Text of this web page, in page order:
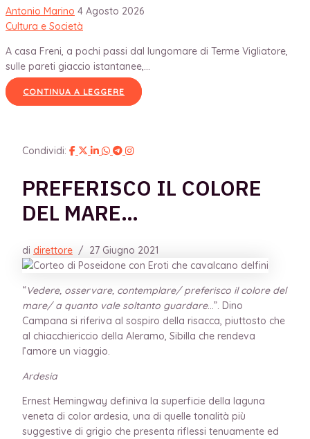
Antonio Marino 4 Agosto 2026
Cultura e Società
A casa Freni, a pochi passi dal lungomare di Terme Vigliatore,
sulle pareti giaccio istantanee,...
CONTINUA A LEGGERE
Condividi:
PREFERISCO IL COLORE
DEL MARE…
di direttore / 27 Giugno 2021
“Vedere, osservare, contemplare/ preferisco il colore del
mare/ a quanto vale soltanto guardare…”. Dino
Campana si riferiva al sospiro della risacca, piuttosto che
al chiacchiericcio della Aleramo, Sibilla che rendeva
l’amore un viaggio.
Ardesia
Ernest Hemingway definiva la superficie della laguna
veneta di color ardesia, una di quelle tonalità più
suggestive di grigio che presenta riflessi tenuamente ed